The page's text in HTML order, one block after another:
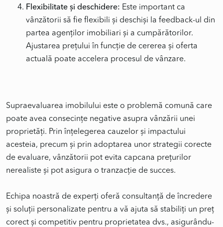
Flexibilitate și deschidere: Este important ca
vânzătorii să fie flexibili și deschiși la feedback-ul din
partea agenților imobiliari și a cumpărătorilor.
Ajustarea prețului în funcție de cererea și oferta
actuală poate accelera procesul de vânzare.
Supraevaluarea imobilului este o problemă comună care
poate avea consecințe negative asupra vânzării unei
proprietăți. Prin înțelegerea cauzelor și impactului
acesteia, precum și prin adoptarea unor strategii corecte
de evaluare, vânzătorii pot evita capcana prețurilor
nerealiste și pot asigura o tranzacție de succes.
Echipa noastră de experți oferă consultanță de încredere
și soluții personalizate pentru a vă ajuta să stabiliți un preț
corect și competitiv pentru proprietatea dvs., asigurându-